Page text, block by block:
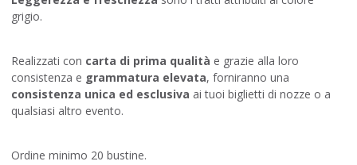
grigio.
Realizzati con carta di prima qualità e grazie alla loro
consistenza e grammatura elevata, forniranno una
consistenza unica ed esclusiva ai tuoi biglietti di nozze o a
qualsiasi altro evento.
Ordine minimo 20 bustine.